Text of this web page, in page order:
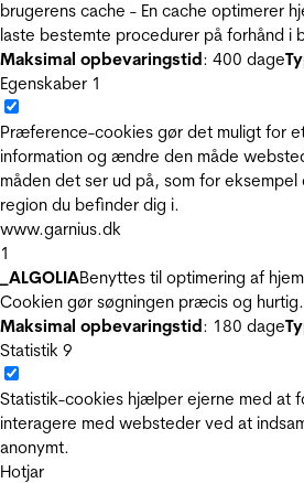
brugerens cache - En cache optimerer
laste bestemte procedurer på forhånd i
Maksimal opbevaringstid: 400 dage
Egenskaber 1
Præference-cookies gør det muligt for
information og ændre den måde
måden det ser ud på, som for
region du befinder dig i.
www.garnius.dk
1
_ALGOLIABenyttes til optimering af
Cookien gør søgningen præcis og hurtig.
Maksimal opbevaringstid: 180 dage
Statistik 9
Statistik-cookies hjælper ejerne med at
interagere med websteder ved at
anonymt.
Hotjar